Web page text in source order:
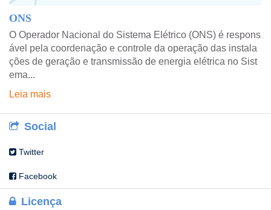
ONS
O Operador Nacional do Sistema Elétrico (ONS) é respons
ável pela coordenação e controle da operação das instala
ções de geração e transmissão de energia elétrica no Sist
ema...
Leia mais
Social
Twitter
Facebook
Licença